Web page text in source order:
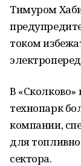
Тимуром
током
В
технопарк
компании,
для
сектора.